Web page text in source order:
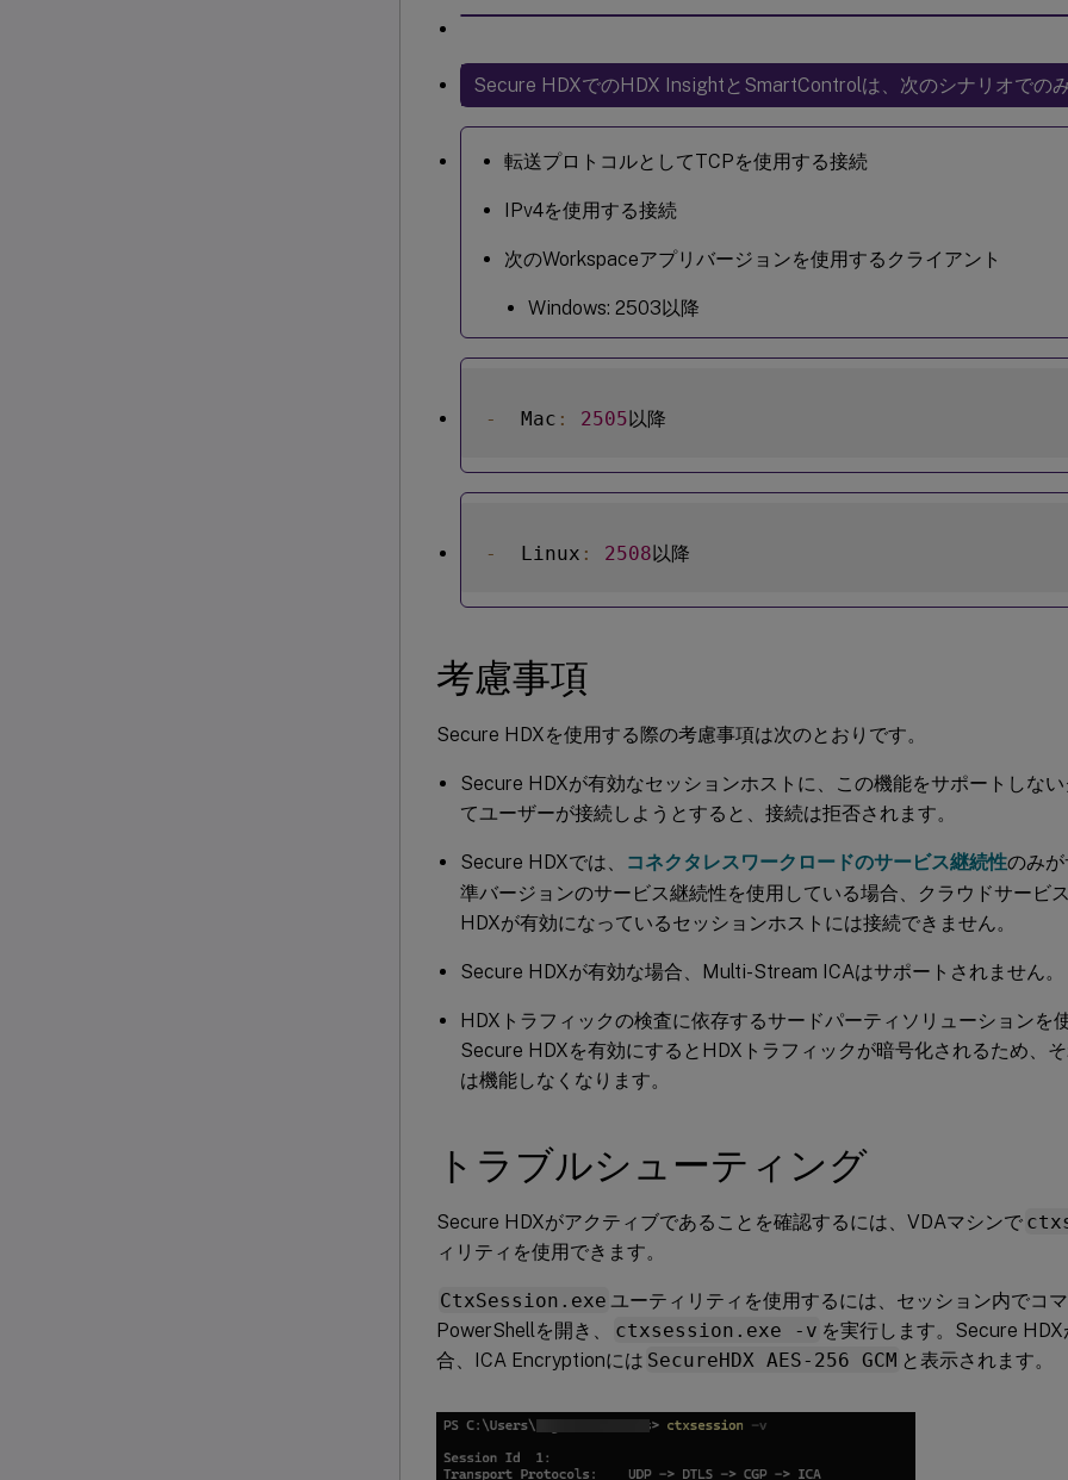
Secure HDXでのHDX InsightとSmartControlは、次のシナリオでのみ
転送プロトコルとしてTCPを使用する接続
IPv4を使用する接続
次のWorkspaceアプリバージョンを使用するクライアント
Windows: 2503以降
-
  Mac
: 2505
-
  Linux
: 2508
考慮事項
Secure HDXを使用する際の考慮事項は次のとおりです。
Secure HDXが有効なセッションホストに、この機能をサポートしな
てユーザーが接続しようとすると、接続は拒否されます。
Secure HDXでは、 コネクタレスワークロードのサービス継続性のみ
準バージョンのサービス継続性を使用している場合、クラウドサービ
HDXが有効になっているセッションホストには接続できません。
Secure HDXが有効な場合、Multi-Stream ICAはサポートされません。
HDXトラフィックの検査に依存するサードパーティソリューションを
Secure HDXを有効にするとHDXトラフィックが暗号化されるため、
は機能しなくなります。
トラブルシューティング
Secure HDXがアクティブであることを確認するには、VDAマシンで
ィリティを使用できます。
CtxSession.exe ユーティリティを使用するには、セッション内でコ
PowerShellを開き、
ctxsession.exe -v を実行します。Secure
合、ICA Encryptionには SecureHDX AES-256 GCM と表示されます。